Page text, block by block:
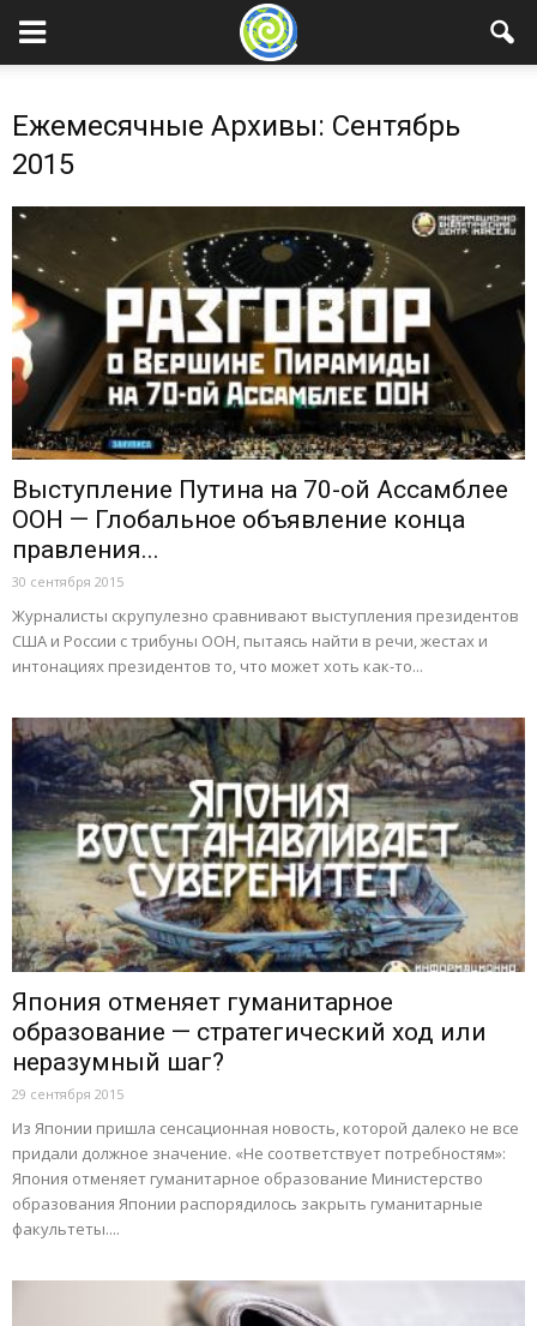
Ежемесячные Архивы: Сентябрь
2015
Выступление Путина на 70-ой Ассамблее
ООН — Глобальное объявление конца
правления...
30 сентября 2015
Журналисты скрупулезно сравнивают выступления президентов
США и России с трибуны ООН, пытаясь найти в речи, жестах и
интонациях президентов то, что может хоть как-то...
Япония отменяет гуманитарное
образование — стратегический ход или
неразумный шаг?
29 сентября 2015
Из Японии пришла сенсационная новость, которой далеко не все
придали должное значение. «Не соответствует потребностям»:
Япония отменяет гуманитарное образование Министерство
образования Японии распорядилось закрыть гуманитарные
факультеты....